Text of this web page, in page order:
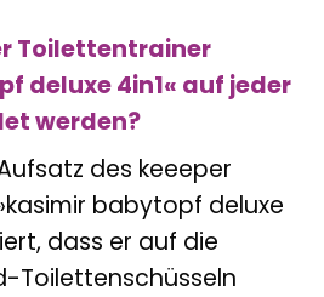
Toilettentrainer
deluxe 4in1« auf jeder
werden?
des keeeper
babytopf deluxe
dass er auf die
Toilettenschüsseln